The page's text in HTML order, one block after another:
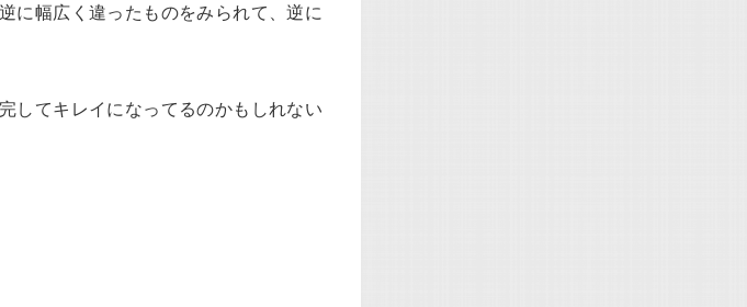
に幅広く違ったものをみられて、逆に
してキレイになってるのかもしれない